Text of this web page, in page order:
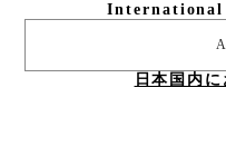
International
日本国内